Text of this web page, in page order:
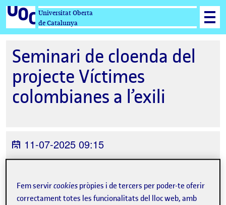
Universitat Oberta
de Catalunya
Seminari de cloenda del
projecte Víctimes
colombianes a l’exili
11-07-2025 09:15
Universitat Oberta de Catalunya Carrer
Fem servircookies pròpies i de tercers per poder-te oferir
correctament totes les funcionalitats del lloc web, amb